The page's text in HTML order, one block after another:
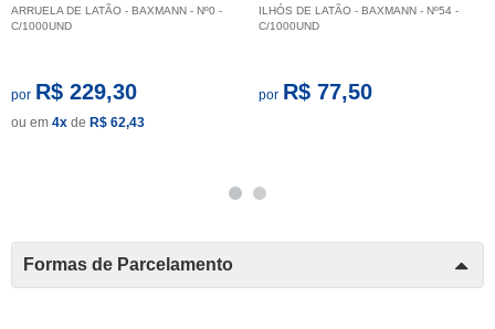
ARRUELA DE LATÃO - BAXMANN - Nº0 -
C/1000UND
por R$ 229,30
ou em 4x de R$ 62,43
ILHÓS DE LATÃO - BAXMANN - Nº54 -
C/1000UND
por R$ 77,50
Formas de Parcelamento